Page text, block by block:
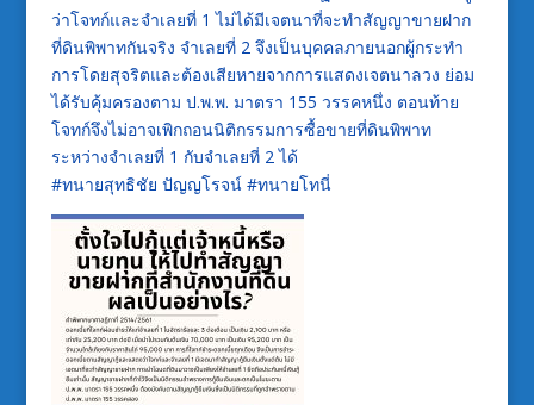
ว่าโจทก์และจำเลยที่ 1 ไม่ได้มีเจตนาที่จะทำสัญญาขายฝาก
ที่ดินพิพาทกันจริง จำเลยที่ 2 จึงเป็นบุคคลภายนอกผู้กระทำ
การโดยสุจริตและต้องเสียหายจากการแสดงเจตนาลวง ย่อม
ได้รับคุ้มครองตาม ป.พ.พ. มาตรา 155 วรรคหนึ่ง ตอนท้าย
โจทก์จึงไม่อาจเพิกถอนนิติกรรมการซื้อขายที่ดินพิพาท
ระหว่างจำเลยที่ 1 กับจำเลยที่ 2 ได้
#ทนายสุทธิชัย ปัญญโรจน์ #ทนายโทนี่